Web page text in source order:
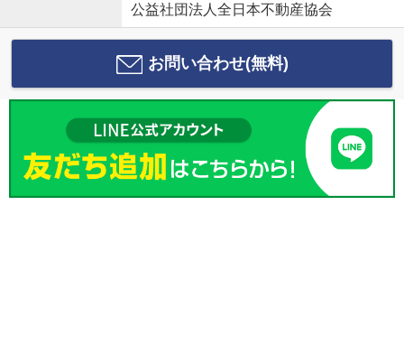
公益社団法人全日本不動産協会
お問い合わせ(無料)